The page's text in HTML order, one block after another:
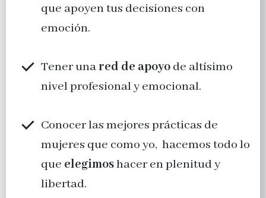
que apoyen tus decisiones con
emoción.
Tener unared de apoyo de altísimo
nivel profesional y emocional.
Conocer las mejores prácticas de
mujeres que como yo, hacemos todo lo
que elegimoshacer en plenitud y
libertad.